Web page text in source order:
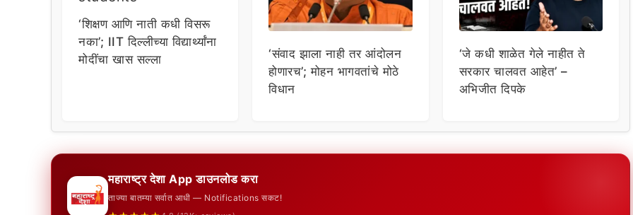
‘शिक्षण आणि नाती कधी विसरू
नका’; IIT दिल्लीच्या विद्यार्थ्यांना
मोदींचा खास सल्ला
‘संवाद झाला नाही तर आंदोलन
होणारच’; मोहन भागवतांचे मोठे
विधान
‘जे कधी शाळेत गेले नाहीत ते
सरकार चालवत आहेत’ –
अभिजीत दिपके
महाराष्ट्र देशा App डाउनलोड करा
ताज्या बातम्या सर्वात आधी — Notifications सकट!